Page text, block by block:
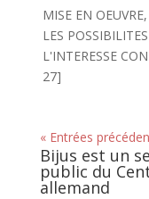
MISE EN
LES
L'INTERESSE
27]
« Entrées
Bijus est un
public du
allemand